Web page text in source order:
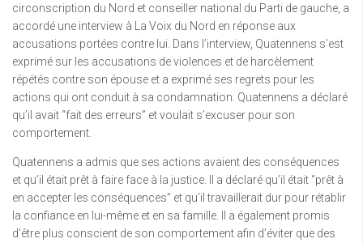
circonscription du Nord et conseiller national du Parti de gauche, a
accordé une interview à La Voix du Nord en réponse aux
accusations portées contre lui. Dans l’interview, Quatennens s’est
exprimé sur les accusations de violences et de harcèlement
répétés contre son épouse et a exprimé ses regrets pour les
actions qui ont conduit à sa condamnation. Quatennens a déclaré
qu’il avait “fait des erreurs” et voulait s’excuser pour son
comportement.
Quatennens a admis que ses actions avaient des conséquences
et qu’il était prêt à faire face à la justice. Il a déclaré qu’il était “prêt à
en accepter les conséquences” et qu’il travaillerait dur pour rétablir
la confiance en lui-même et en sa famille. Il a également promis
d’être plus conscient de son comportement afin d’éviter que des